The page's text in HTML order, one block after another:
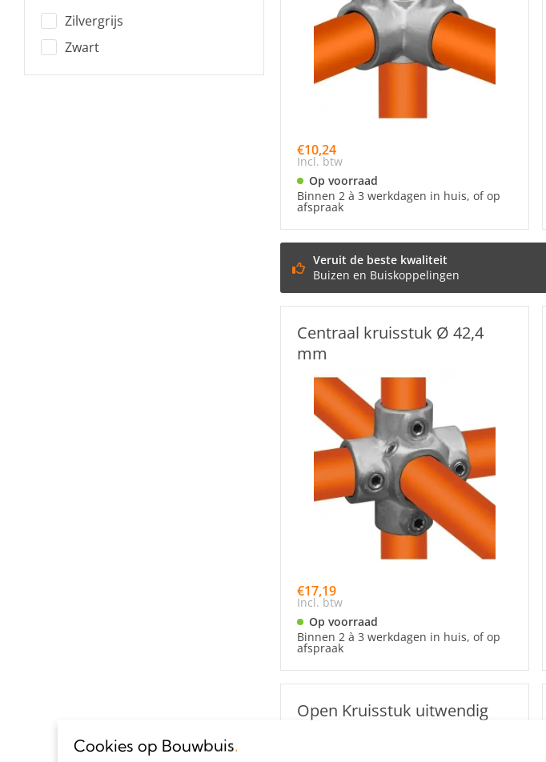
Zilvergrijs
Zwart
€10,24
Incl. btw
Op voorraad
Binnen 2 à 3 werkdagen in huis, of op
afspraak
Veruit de beste kwaliteit
Buizen en Buiskoppelingen
Centraal kruisstuk Ø 42,4
mm
€17,19
Incl. btw
Op voorraad
Binnen 2 à 3 werkdagen in huis, of op
afspraak
Open Kruisstuk uitwendig
Cookies op Bouwbuis.